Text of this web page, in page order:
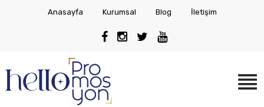
Anasayfa Kurumsal Blog İletişim